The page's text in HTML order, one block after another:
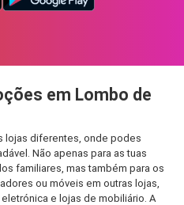
em Lombo de
lojas diferentes, onde podes
Não apenas para as tuas
familiares, mas também para os
ou móveis em outras lojas,
e lojas de mobiliário. A